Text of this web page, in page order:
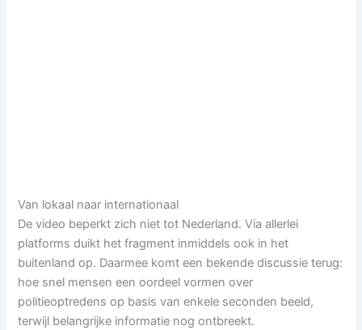
Van lokaal naar internationaal
De video beperkt zich niet tot Nederland. Via allerlei
platforms duikt het fragment inmiddels ook in het
buitenland op. Daarmee komt een bekende discussie terug:
hoe snel mensen een oordeel vormen over
politieoptredens op basis van enkele seconden beeld,
terwijl belangrijke informatie nog ontbreekt.